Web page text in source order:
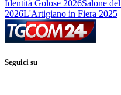
Identità Golose 2026Salone
2026L'Artigiano in Fiera 2025
Seguici su